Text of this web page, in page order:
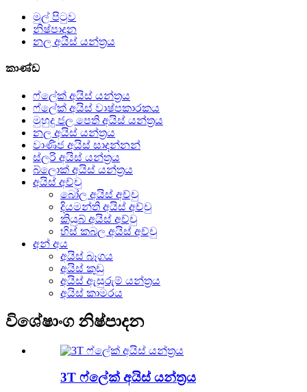
මුල් පිටුව
නිෂ්පාදන
නල අයිස් යන්ත්‍රය
කාණ්ඩ
ෆ්ලේක් අයිස් යන්ත්‍රය
ෆ්ලේක් අයිස් වාෂ්පකාරකය
මුහුදු ජල පෙති අයිස් යන්ත්‍රය
නල අයිස් යන්ත්‍රය
වාණිජ අයිස් සාදන්නන්
ස්ලරි අයිස් යන්ත්‍රය
බ්ලොක් අයිස් යන්ත්‍රය
අයිස් අච්චු
බෝල අයිස් අච්චු
දියමන්ති අයිස් අච්චු
කියුබ් අයිස් අච්චු
හිස් කබල අයිස් අච්චු
අන් අය
අයිස් බෑගය
අයිස් කුඩු
අයිස් ඇසුරුම් යන්ත්‍රය
අයිස් කාමරය
විශේෂාංග නිෂ්පාදන
3T ෆ්ලේක් අයිස් යන්ත්‍රය